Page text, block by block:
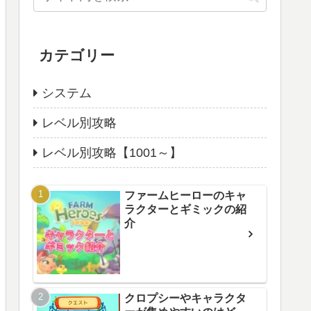
カテゴリー
システム
レベル別攻略
レベル別攻略【1001～】
ファームヒーローのキャ
ラクターとギミックの紹
介
クロプシーやキャラクタ